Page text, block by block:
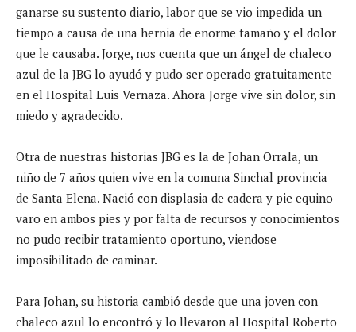
ganarse su sustento diario, labor que se vio impedida un
tiempo a causa de una hernia de enorme tamaño y el dolor
que le causaba. Jorge, nos cuenta que un ángel de chaleco
azul de la JBG lo ayudó y pudo ser operado gratuitamente
en el Hospital Luis Vernaza. Ahora Jorge vive sin dolor, sin
miedo y agradecido.
Otra de nuestras historias JBG es la de Johan Orrala, un
niño de 7 años quien vive en la comuna Sinchal provincia
de Santa Elena. Nació con displasia de cadera y pie equino
varo en ambos pies y por falta de recursos y conocimientos
no pudo recibir tratamiento oportuno, viendose
imposibilitado de caminar.
Para Johan, su historia cambió desde que una joven con
chaleco azul lo encontró y lo llevaron al Hospital Roberto